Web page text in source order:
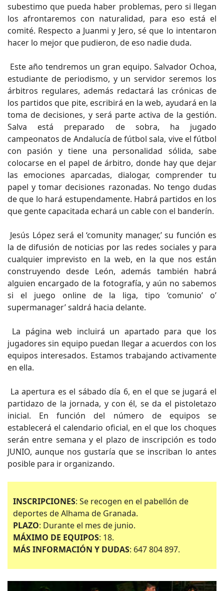
subestimo que pueda haber problemas, pero si llegan
los afrontaremos con naturalidad, para eso está el
comité. Respecto a Juanmi y Jero, sé que lo intentaron
hacer lo mejor que pudieron, de eso nadie duda.
Este año tendremos un gran equipo. Salvador Ochoa,
estudiante de periodismo, y un servidor seremos los
árbitros regulares, además redactará las crónicas de
los partidos que pite, escribirá en la web, ayudará en la
toma de decisiones, y será parte activa de la gestión.
Salva está preparado de sobra, ha jugado
campeonatos de Andalucía de fútbol sala, vive el fútbol
con pasión y tiene una personalidad sólida, sabe
colocarse en el papel de árbitro, donde hay que dejar
las emociones aparcadas, dialogar, comprender tu
papel y tomar decisiones razonadas. No tengo dudas
de que lo hará estupendamente. Habrá partidos en los
que gente capacitada echará un cable con el banderín.
Jesús López será el ‘comunity manager,’ su función es
la de difusión de noticias por las redes sociales y para
cualquier imprevisto en la web, en la que nos están
construyendo desde León, además también habrá
alguien encargado de la fotografía, y aún no sabemos
si el juego online de la liga, tipo ‘comunio’ o’
supermanager’ saldrá hacia delante.
La página web incluirá un apartado para que los
jugadores sin equipo puedan llegar a acuerdos con los
equipos interesados. Estamos trabajando activamente
en ella.
La apertura es el sábado día 6, en el que se jugará el
partidazo de la jornada, y con él, se da el pistoletazo
inicial. En función del número de equipos se
establecerá el calendario oficial, en el que los choques
serán entre semana y el plazo de inscripción es todo
JUNIO, aunque nos gustaría que se inscriban lo antes
posible para ir organizando.
INSCRIPCIONES: Se recogen en el pabellón de
deportes de Alhama de Granada.
PLAZO: Durante el mes de junio.
MÁXIMO DE EQUIPOS: 18.
MÁS INFORMACIÓN Y DUDAS: 647 804 897.